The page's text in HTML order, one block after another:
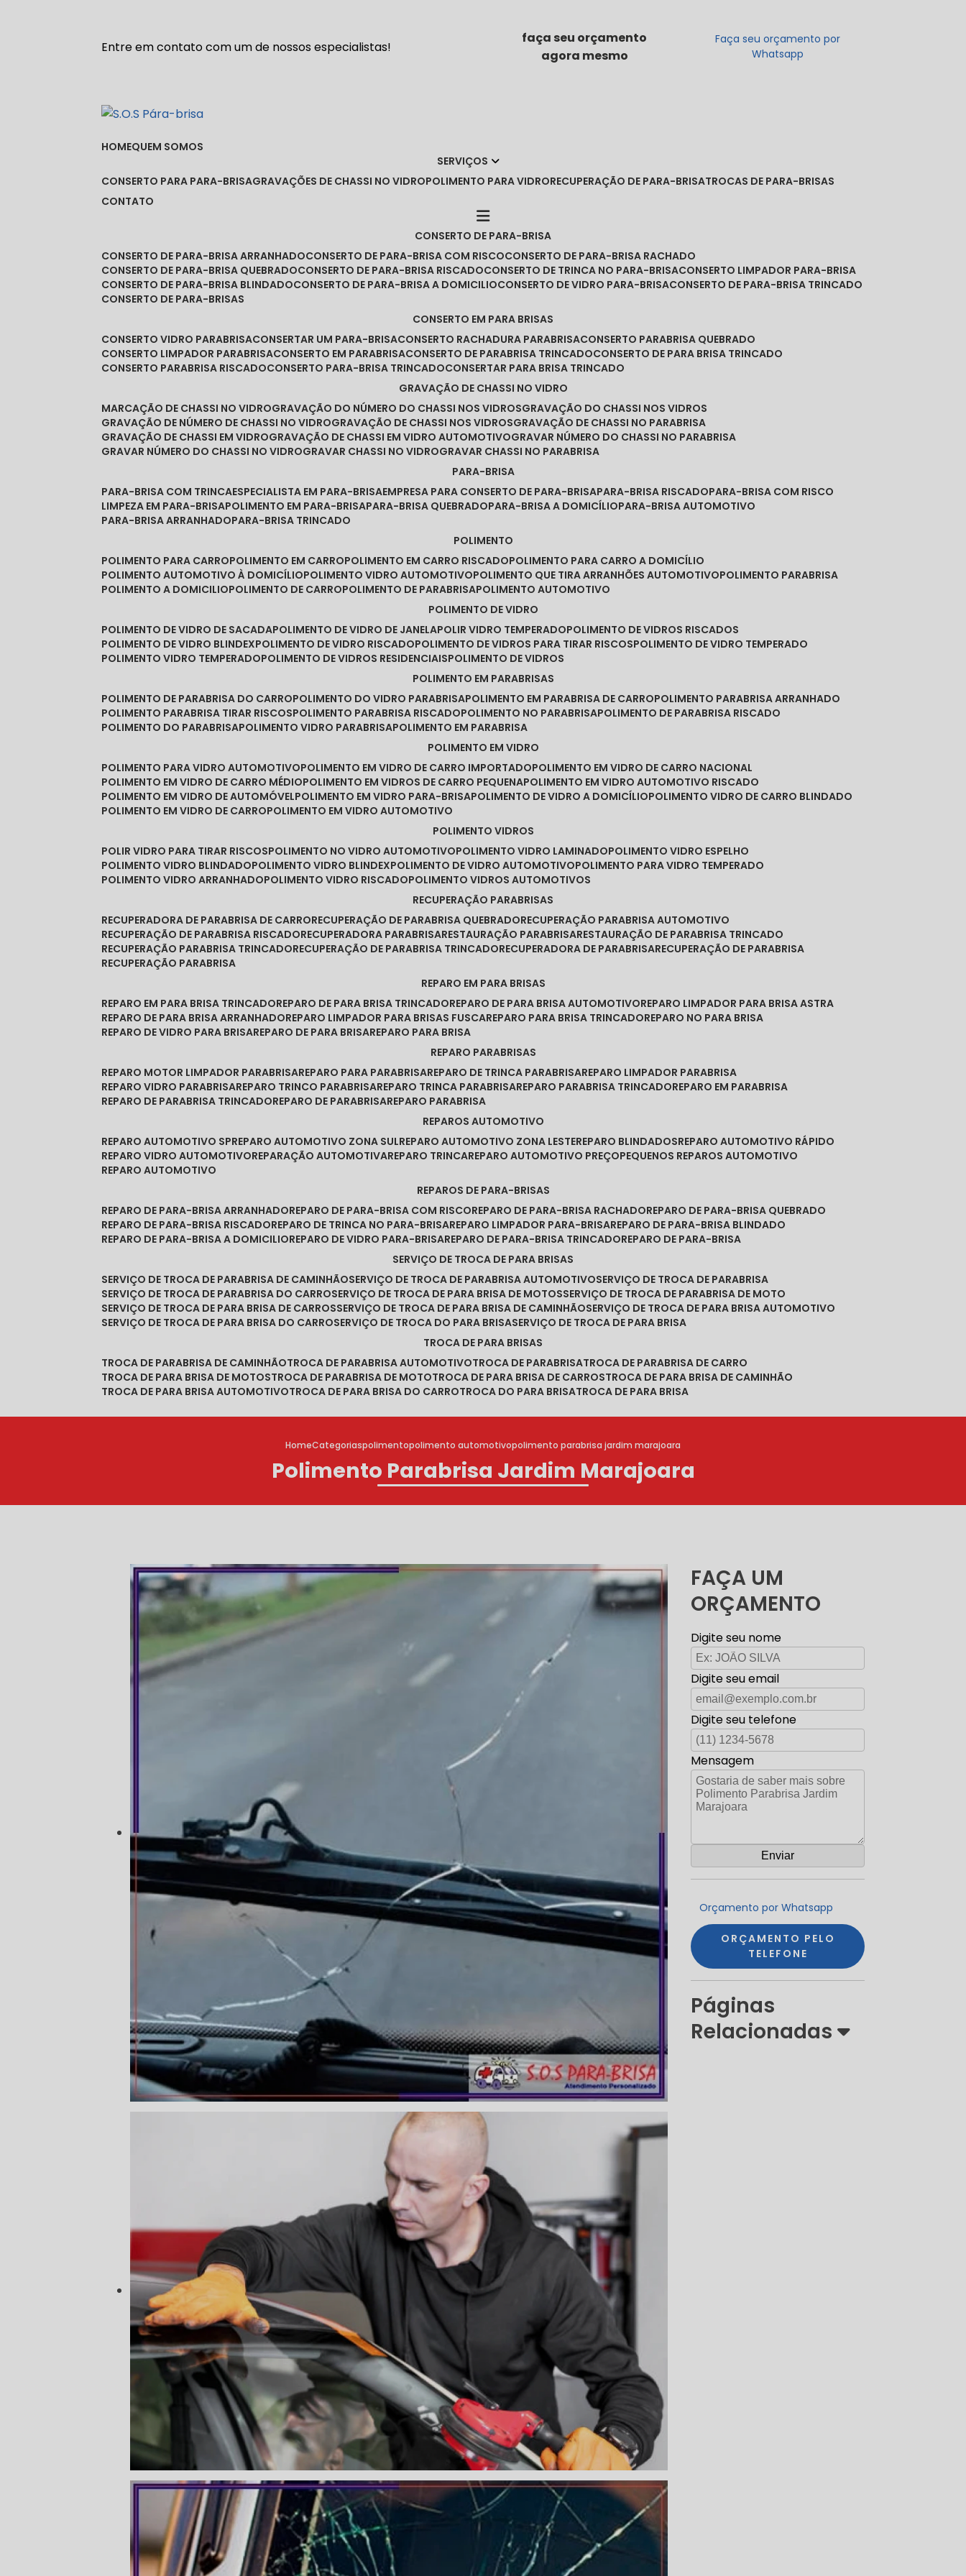
Entre em contato com um de nossos especialistas!
faça seu orçamento
agora mesmo
Faça seu orçamento por
Whatsapp
HOME
QUEM SOMOS
SERVIÇOS
CONSERTO PARA PARA-BRISA
GRAVAÇÕES DE CHASSI NO VIDRO POLIMENTO PARA VIDRO RECUPERAÇÃO DE PARA-BRISA TROCAS DE PARA-BRISAS
CONTATO
CONSERTO DE PARA-BRISA
CONSERTO DE PARA-BRISA ARRANHADO
CONSERTO DE PARA-BRISA COM RISCO
CONSERTO DE PARA-BRISA RACHADO
CONSERTO DE PARA-BRISA QUEBRADO
CONSERTO DE PARA-BRISA RISCADO CONSERTO DE TRINCA NO PARA-BRISA CONSERTO LIMPADOR PARA-BRISA
CONSERTO DE PARA-BRISA BLINDADO
CONSERTO DE PARA-BRISA A DOMICILIO CONSERTO DE VIDRO PARA-BRISA CONSERTO DE PARA-BRISA TRINCADO
CONSERTO DE PARA-BRISAS
CONSERTO EM PARA BRISAS
CONSERTO VIDRO PARABRISA CONSERTAR UM PARA-BRISA CONSERTO RACHADURA PARABRISA CONSERTO PARABRISA QUEBRADO
CONSERTO LIMPADOR PARABRISA CONSERTO EM PARABRISA CONSERTO DE PARABRISA TRINCADO
CONSERTO DE PARA BRISA TRINCADO
CONSERTO PARABRISA RISCADO
CONSERTO PARA-BRISA TRINCADO
CONSERTAR PARA BRISA TRINCADO
GRAVAÇÃO DE CHASSI NO VIDRO
MARCAÇÃO DE CHASSI NO VIDRO
GRAVAÇÃO DO NÚMERO DO CHASSI NOS VIDROS
GRAVAÇÃO DO CHASSI NOS VIDROS
GRAVAÇÃO DE NÚMERO DE CHASSI NO VIDRO
GRAVAÇÃO DE CHASSI NOS VIDROS
GRAVAÇÃO DE CHASSI NO PARABRISA
GRAVAÇÃO DE CHASSI EM VIDRO
GRAVAÇÃO DE CHASSI EM VIDRO AUTOMOTIVO
GRAVAR NÚMERO DO CHASSI NO PARABRISA
GRAVAR NÚMERO DO CHASSI NO VIDRO
GRAVAR CHASSI NO VIDRO
GRAVAR CHASSI NO PARABRISA
PARA-BRISA
PARA-BRISA COM TRINCA ESPECIALISTA EM PARA-BRISA EMPRESA PARA CONSERTO DE PARA-BRISA PARA-BRISA RISCADO PARA-BRISA COM RISCO
LIMPEZA EM PARA-BRISA POLIMENTO EM PARA-BRISA PARA-BRISA QUEBRADO PARA-BRISA A DOMICÍLIO PARA-BRISA AUTOMOTIVO
PARA-BRISA ARRANHADO PARA-BRISA TRINCADO
POLIMENTO
POLIMENTO PARA CARRO POLIMENTO EM CARRO POLIMENTO EM CARRO RISCADO POLIMENTO PARA CARRO A DOMICÍLIO
POLIMENTO AUTOMOTIVO À DOMICÍLIO POLIMENTO VIDRO AUTOMOTIVO POLIMENTO QUE TIRA ARRANHÕES AUTOMOTIVO POLIMENTO PARABRISA
POLIMENTO A DOMICILIO POLIMENTO DE CARRO POLIMENTO DE PARABRISA POLIMENTO AUTOMOTIVO
POLIMENTO DE VIDRO
POLIMENTO DE VIDRO DE SACADA POLIMENTO DE VIDRO DE JANELA POLIR VIDRO TEMPERADO POLIMENTO DE VIDROS RISCADOS
POLIMENTO DE VIDRO BLINDEX POLIMENTO DE VIDRO RISCADO POLIMENTO DE VIDROS PARA TIRAR RISCOS POLIMENTO DE VIDRO TEMPERADO
POLIMENTO VIDRO TEMPERADO POLIMENTO DE VIDROS RESIDENCIAIS POLIMENTO DE VIDROS
POLIMENTO EM PARABRISAS
POLIMENTO DE PARABRISA DO CARRO POLIMENTO DO VIDRO PARABRISA POLIMENTO EM PARABRISA DE CARRO POLIMENTO PARABRISA ARRANHADO
POLIMENTO PARABRISA TIRAR RISCOS POLIMENTO PARABRISA RISCADO POLIMENTO NO PARABRISA POLIMENTO DE PARABRISA RISCADO
POLIMENTO DO PARABRISA POLIMENTO VIDRO PARABRISA POLIMENTO EM PARABRISA
POLIMENTO EM VIDRO
POLIMENTO PARA VIDRO AUTOMOTIVO POLIMENTO EM VIDRO DE CARRO IMPORTADO POLIMENTO EM VIDRO DE CARRO NACIONAL
POLIMENTO EM VIDRO DE CARRO MÉDIO POLIMENTO EM VIDROS DE CARRO PEQUENA POLIMENTO EM VIDRO AUTOMOTIVO RISCADO
POLIMENTO EM VIDRO DE AUTOMÓVEL POLIMENTO EM VIDRO PARA-BRISA POLIMENTO DE VIDRO A DOMICÍLIO POLIMENTO VIDRO DE CARRO BLINDADO
POLIMENTO EM VIDRO DE CARRO POLIMENTO EM VIDRO AUTOMOTIVO
POLIMENTO VIDROS
POLIR VIDRO PARA TIRAR RISCOS POLIMENTO NO VIDRO AUTOMOTIVO POLIMENTO VIDRO LAMINADO POLIMENTO VIDRO ESPELHO
POLIMENTO VIDRO BLINDADO POLIMENTO VIDRO BLINDEX POLIMENTO DE VIDRO AUTOMOTIVO POLIMENTO PARA VIDRO TEMPERADO
POLIMENTO VIDRO ARRANHADO POLIMENTO VIDRO RISCADO POLIMENTO VIDROS AUTOMOTIVOS
RECUPERAÇÃO PARABRISAS
RECUPERADORA DE PARABRISA DE CARRO RECUPERAÇÃO DE PARABRISA QUEBRADO RECUPERAÇÃO PARABRISA AUTOMOTIVO
RECUPERAÇÃO DE PARABRISA RISCADO RECUPERADORA PARABRISA RESTAURAÇÃO PARABRISA RESTAURAÇÃO DE PARABRISA TRINCADO
RECUPERAÇÃO PARABRISA TRINCADO RECUPERAÇÃO DE PARABRISA TRINCADO RECUPERADORA DE PARABRISA RECUPERAÇÃO DE PARABRISA
RECUPERAÇÃO PARABRISA
REPARO EM PARA BRISAS
REPARO EM PARA BRISA TRINCADO REPARO DE PARA BRISA TRINCADO REPARO DE PARA BRISA AUTOMOTIVO REPARO LIMPADOR PARA BRISA ASTRA
REPARO DE PARA BRISA ARRANHADO REPARO LIMPADOR PARA BRISAS FUSCA REPARO PARA BRISA TRINCADO REPARO NO PARA BRISA
REPARO DE VIDRO PARA BRISA REPARO DE PARA BRISA REPARO PARA BRISA
REPARO PARABRISAS
REPARO MOTOR LIMPADOR PARABRISA REPARO PARA PARABRISA REPARO DE TRINCA PARABRISA REPARO LIMPADOR PARABRISA
REPARO VIDRO PARABRISA REPARO TRINCO PARABRISA REPARO TRINCA PARABRISA REPARO PARABRISA TRINCADO REPARO EM PARABRISA
REPARO DE PARABRISA TRINCADO REPARO DE PARABRISA REPARO PARABRISA
REPAROS AUTOMOTIVO
REPARO AUTOMOTIVO SP REPARO AUTOMOTIVO ZONA SUL REPARO AUTOMOTIVO ZONA LESTE REPARO BLINDADOS REPARO AUTOMOTIVO RÁPIDO
REPARO VIDRO AUTOMOTIVO REPARAÇÃO AUTOMOTIVA REPARO TRINCA REPARO AUTOMOTIVO PREÇO PEQUENOS REPAROS AUTOMOTIVO
REPARO AUTOMOTIVO
REPAROS DE PARA-BRISAS
REPARO DE PARA-BRISA ARRANHADO REPARO DE PARA-BRISA COM RISCO REPARO DE PARA-BRISA RACHADO REPARO DE PARA-BRISA QUEBRADO
REPARO DE PARA-BRISA RISCADO REPARO DE TRINCA NO PARA-BRISA REPARO LIMPADOR PARA-BRISA REPARO DE PARA-BRISA BLINDADO
REPARO DE PARA-BRISA A DOMICILIO REPARO DE VIDRO PARA-BRISA REPARO DE PARA-BRISA TRINCADO REPARO DE PARA-BRISA
SERVIÇO DE TROCA DE PARA BRISAS
SERVIÇO DE TROCA DE PARABRISA DE CAMINHÃO SERVIÇO DE TROCA DE PARABRISA AUTOMOTIVO SERVIÇO DE TROCA DE PARABRISA
SERVIÇO DE TROCA DE PARABRISA DO CARRO SERVIÇO DE TROCA DE PARA BRISA DE MOTOS SERVIÇO DE TROCA DE PARABRISA DE MOTO
SERVIÇO DE TROCA DE PARA BRISA DE CARROS SERVIÇO DE TROCA DE PARA BRISA DE CAMINHÃO SERVIÇO DE TROCA DE PARA BRISA AUTOMOTIVO
SERVIÇO DE TROCA DE PARA BRISA DO CARRO SERVIÇO DE TROCA DO PARA BRISA SERVIÇO DE TROCA DE PARA BRISA
TROCA DE PARA BRISAS
TROCA DE PARABRISA DE CAMINHÃO TROCA DE PARABRISA AUTOMOTIVO TROCA DE PARABRISA TROCA DE PARABRISA DE CARRO
TROCA DE PARA BRISA DE MOTOS TROCA DE PARABRISA DE MOTO TROCA DE PARA BRISA DE CARROS TROCA DE PARA BRISA DE CAMINHÃO
TROCA DE PARA BRISA AUTOMOTIVO TROCA DE PARA BRISA DO CARRO TROCA DO PARA BRISA TROCA DE PARA BRISA
HomeCategoriaspolimentopolimento automotivopolimento parabrisa jardim marajoara
Polimento Parabrisa Jardim Marajoara
FAÇA UM
ORÇAMENTO
Digite seu nome
Digite seu email
Digite seu telefone
Mensagem
Orçamento por Whatsapp
ORÇAMENTO PELO
TELEFONE
Páginas
Relacionadas